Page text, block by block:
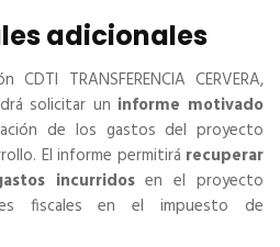
adicionales
TRANSFERENCIA CERVERA,
solicitar un informe motivado
de los gastos del proyecto
El informe permitirá recuperar
incurridosen el proyecto
fiscales en el impuesto de